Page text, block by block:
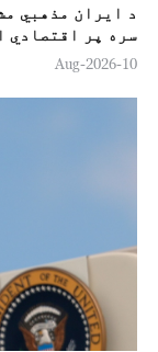
د ايران مذهبي
سره پر اقتصادي
10-Aug-2026